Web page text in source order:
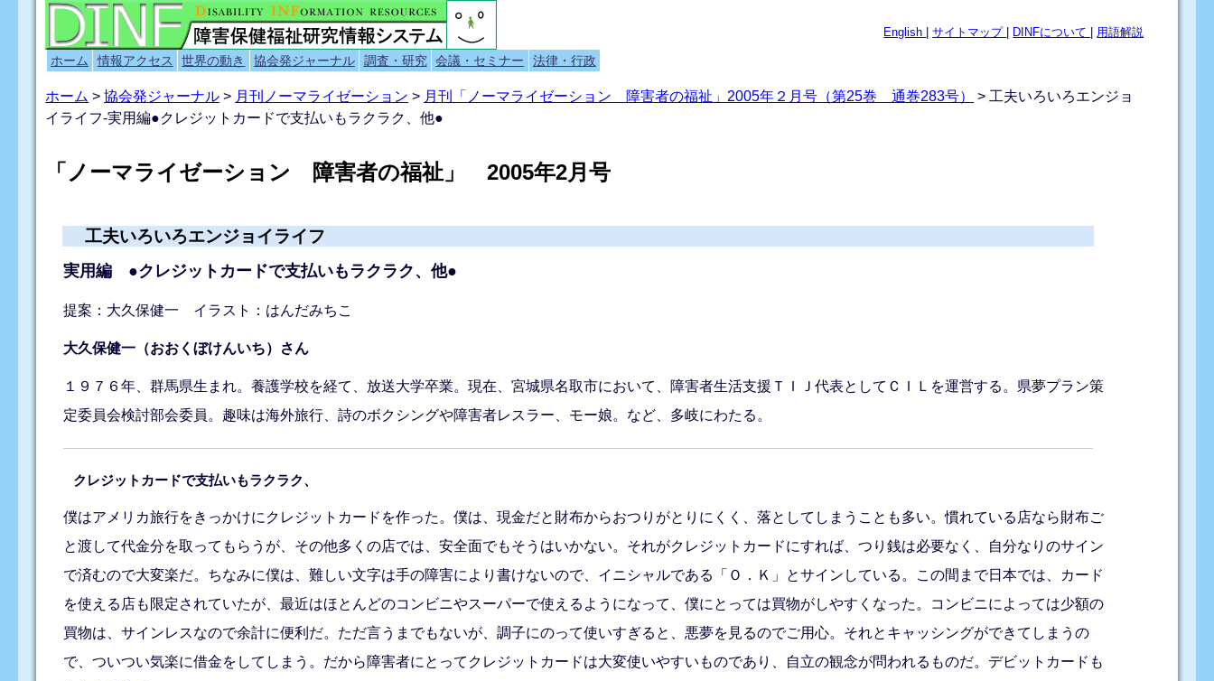
English |サイトマップ DINFについて 用語解説
ホーム 情報アクセス 世界の動き 協会発ジャーナル 調査・研究 会議・セミナー 法律・行政
ホーム >協会発ジャーナル > 月刊ノーマライゼーション > 月刊「ノーマライゼーション 障害者の福祉」2005年２月号（第25巻 通巻283号）
> 工夫いろいろエンジョ
イライフ-実用編●クレジットカードで支払いもラクラク、他●
「ノーマライゼーション 障害者の福祉」 2005年2月号
工夫いろいろエンジョイライフ
実用編 ●クレジットカードで支払いもラクラク、他●
提案：大久保健一 イラスト：はんだみちこ
大久保健一（おおくぼけんいち）さん
１９７６年、群馬県生まれ。養護学校を経て、放送大学卒業。現在、宮城県名取市において、障害者生活支援ＴＩＪ代表としてＣＩＬを運営する。県夢プラン策
定委員会検討部会委員。趣味は海外旅行、詩のボクシングや障害者レスラー、モー娘。など、多岐にわたる。
クレジットカードで支払いもラクラク、
僕はアメリカ旅行をきっかけにクレジットカードを作った。僕は、現金だと財布からおつりがとりにくく、落としてしまうことも多い。慣れている店なら財布ご
と渡して代金分を取ってもらうが、その他多くの店では、安全面でもそうはいかない。それがクレジットカードにすれば、つり銭は必要なく、自分なりのサイン
で済むので大変楽だ。ちなみに僕は、難しい文字は手の障害により書けないので、イニシャルである「Ｏ．Ｋ」とサインしている。この間まで日本では、カード
を使える店も限定されていたが、最近はほとんどのコンビニやスーパーで使えるようになって、僕にとっては買物がしやすくなった。コンビニによっては少額の
買物は、サインレスなので余計に便利だ。ただ言うまでもないが、調子にのって使いすぎると、悪夢を見るのでご用心。それとキャッシングができてしまうの
で、ついつい気楽に借金をしてしまう。だから障害者にとってクレジットカードは大変使いやすいものであり、自立の観念が問われるものだ。デビットカードも